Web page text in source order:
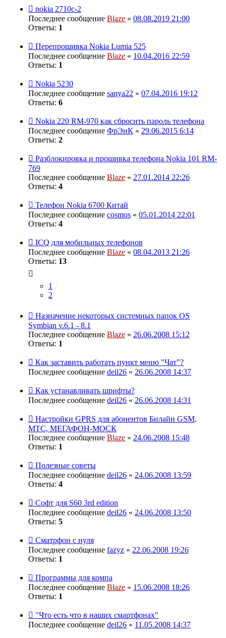
nokia 2710c-2
Последнее сообщение Blaze « 08.08.2019 21:00
Ответы: 1
Перепрошивка Nokia Lumia 525
Последнее сообщение Blaze « 10.04.2016 22:59
Ответы: 1
Nokia 5230
Последнее сообщение sanya22 « 07.04.2016 19:12
Ответы: 6
Nokia 220 RM-970 как сбросить пароль телефона
Последнее сообщение ФрЭнК « 29.06.2015 6:14
Ответы: 2
Разблокировка и прошивка телефона Nokia 101 RM-
769
Последнее сообщение Blaze « 27.01.2014 22:26
Ответы: 4
Телефон Nokia 6700 Китай
Последнее сообщение cosmos « 05.01.2014 22:01
Ответы: 4
ICQ для мобильных телефонов
Последнее сообщение Blaze « 08.04.2013 21:26
Ответы: 13
1
2
Назначение некоторых системных папок OS
Symbian v.6.1 - 8.1
Последнее сообщение Blaze « 26.06.2008 15:12
Ответы: 1
Как заставить работать пункт меню "Чат"?
Последнее сообщение deil26 « 26.06.2008 14:37
Как устанавливать шрифты?
Последнее сообщение deil26 « 26.06.2008 14:31
Настройки GPRS для абонентов Билайн GSM,
МТС, МЕГАФОН-МОСК
Последнее сообщение Blaze « 24.06.2008 15:48
Ответы: 1
Полезные советы
Последнее сообщение deil26 « 24.06.2008 13:59
Ответы: 4
Софт для S60 3rd edition
Последнее сообщение deil26 « 24.06.2008 13:50
Ответы: 5
Сматрфон с нуля
Последнее сообщение fazyz « 22.06.2008 19:26
Ответы: 1
Программы для компа
Последнее сообщение Blaze « 15.06.2008 18:26
Ответы: 1
"Что есть что в наших смартфонах"
Последнее сообщение deil26 « 11.05.2008 14:37